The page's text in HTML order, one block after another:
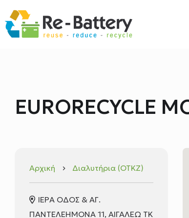
Αρχική keyboard_arrow_right Διαλυτήρια (ΟΤΚΖ)
ΙΕΡΑ ΟΔΟΣ & ΑΓ.
ΠΑΝΤΕΛΕΗΜΟΝΑ 11, ΑΙΓΑΛΕΩ TK